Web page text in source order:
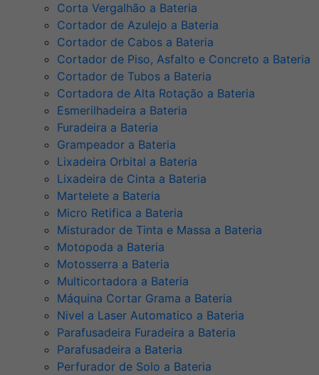
Corta Vergalhão a Bateria
Cortador de Azulejo a Bateria
Cortador de Cabos a Bateria
Cortador de Piso, Asfalto e Concreto a Bateria
Cortador de Tubos a Bateria
Cortadora de Alta Rotação a Bateria
Esmerilhadeira a Bateria
Furadeira a Bateria
Grampeador a Bateria
Lixadeira Orbital a Bateria
Lixadeira de Cinta a Bateria
Martelete a Bateria
Micro Retifica a Bateria
Misturador de Tinta e Massa a Bateria
Motopoda a Bateria
Motosserra a Bateria
Multicortadora a Bateria
Máquina Cortar Grama a Bateria
Nivel a Laser Automatico a Bateria
Parafusadeira Furadeira a Bateria
Parafusadeira a Bateria
Perfurador de Solo a Bateria